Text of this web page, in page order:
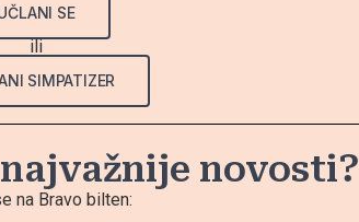
SE
ili
SIMPATIZER
novosti?
na Bravo bilten: